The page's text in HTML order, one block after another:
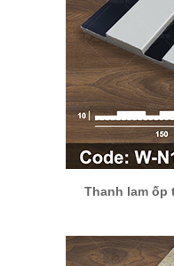
Thanh lam ốp